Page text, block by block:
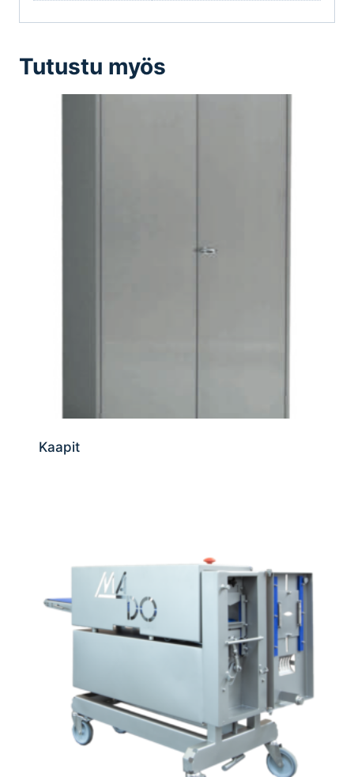
Tutustu myös
Kaapit